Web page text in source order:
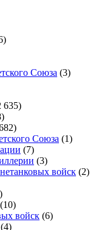
Союза (3)
635)
Союза (1)
(7)
(3)
войск (2)
(10)
войск (6)
(4)